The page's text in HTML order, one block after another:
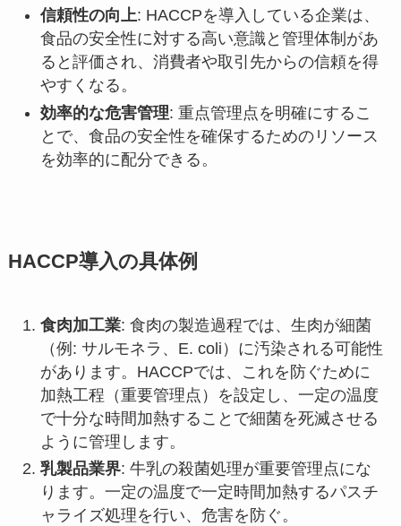
信頼性の向上: HACCPを導入している企業は、
食品の安全性に対する高い意識と管理体制があ
ると評価され、消費者や取引先からの信頼を得
やすくなる。
効率的な危害管理: 重点管理点を明確にするこ
とで、食品の安全性を確保するためのリソース
を効率的に配分できる。
HACCP導入の具体例
食肉加工業: 食肉の製造過程では、生肉が細菌
（例: サルモネラ、E. coli）に汚染される可能性
があります。HACCPでは、これを防ぐために
加熱工程（重要管理点）を設定し、一定の温度
で十分な時間加熱することで細菌を死滅させる
ように管理します。
乳製品業界: 牛乳の殺菌処理が重要管理点にな
ります。一定の温度で一定時間加熱するパスチ
ャライズ処理を行い、危害を防ぐ。